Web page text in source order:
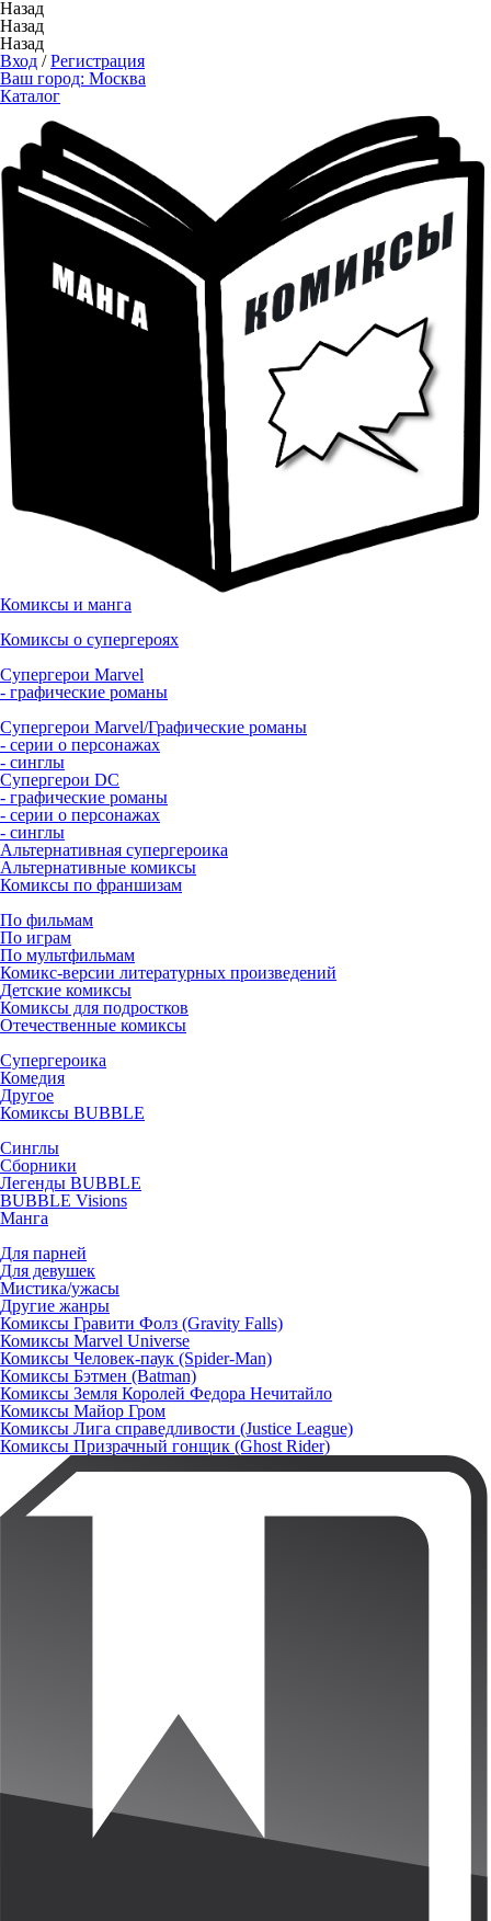
Назад
Назад
Назад
Вход /Регистрация
Ваш город: Москва
Каталог
Комиксы и манга
Комиксы о супергероях
Супергерои Marvel
- графические романы
Супергерои Marvel/Графические романы
- серии о персонажах
- синглы
Супергерои DC
- графические романы
- серии о персонажах
- синглы
Альтернативная супергероика
Альтернативные комиксы
Комиксы по франшизам
По фильмам
По играм
По мультфильмам
Комикс-версии литературных произведений
Детские комиксы
Комиксы для подростков
Отечественные комиксы
Супергероика
Комедия
Другое
Комиксы BUBBLE
Синглы
Сборники
Легенды BUBBLE
BUBBLE Visions
Манга
Для парней
Для девушек
Мистика/ужасы
Другие жанры
Комиксы Гравити Фолз (Gravity Falls)
Комиксы Marvel Universe
Комиксы Человек-паук (Spider-Man)
Комиксы Бэтмен (Batman)
Комиксы Земля Королей Федора Нечитайло
Комиксы Майор Гром
Комиксы Лига справедливости (Justice League)
Комиксы Призрачный гонщик (Ghost Rider)